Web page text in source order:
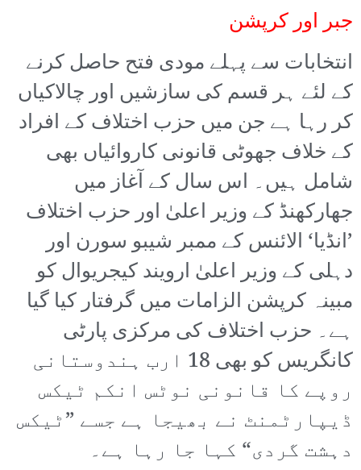
جبر اور کرپشن
انتخابات سے پہلے مودی فتح حاصل کرنے
کے لئے ہر قسم کی سازشیں اور چالاکیاں
کر رہا ہے جن میں حزب اختلاف کے افراد
کے خلاف جھوٹی قانونی کاروائیاں بھی
شامل ہیں۔ اس سال کے آغاز میں
جھارکھنڈ کے وزیر اعلیٰ اور حزب اختلاف
’انڈیا‘ الائنس کے ممبر شیبو سورن اور
دہلی کے وزیر اعلیٰ ارویند کیجریوال کو
مبینہ کرپشن الزامات میں گرفتار کیا گیا
ہے۔ حزب اختلاف کی مرکزی پارٹی
کانگریس کو بھی 18 ارب ہندوستانی
روپے کا قانونی نوٹس انکم ٹیکس
ڈیپارٹمنٹ نے بھیجا ہے جسے ”ٹیکس
دہشت گردی“ کہا جا رہا ہے۔